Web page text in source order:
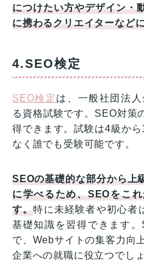
につけたい方やデザイン・
に携わるクリエイターなど
4.SEO検定
SEO検定 は、一般社団法
る資格試験です。SEO対策
得できます。試験は4級か
なく誰でも受験可能です。
SEOの基礎的な部分から上
に学べるため、SEOをこ
す。特に未経験者や初心者
基礎知識を習得できます
で、Webサイトの集客力向
企業への就職に役立つでしょ